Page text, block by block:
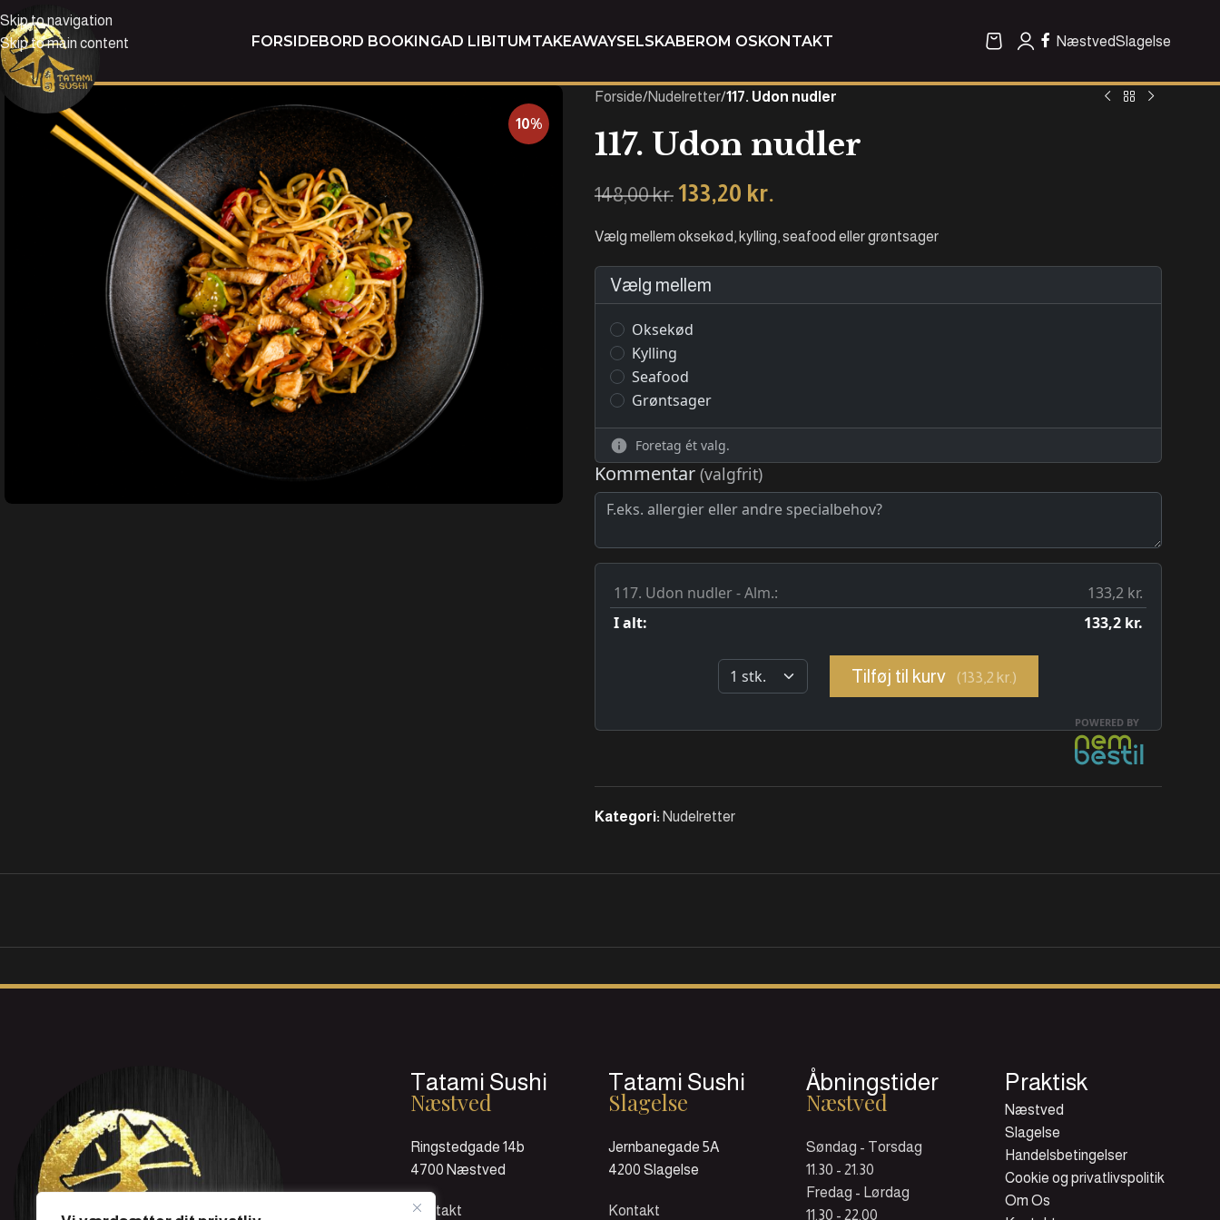
Skip to navigation
Skip to main content
FORSIDEBORD BOOKINGAD LIBITUMTAKEAWAYSELSKABEROM OSKONTAKT NæstvedSlagelse
10%
Forside/Nudelretter/117. Udon nudler
117. Udon nudler
148,00kr. 133,20 kr.
Vælg mellem oksekød, kylling, seafood eller grøntsager
Kategori: Nudelretter
Tatami Sushi
Næstved
Ringstedgade 14b
4700 Næstved
Kontakt
Tatami Sushi
Slagelse
Jernbanegade 5A
4200 Slagelse
Kontakt
Åbningstider
Næstved
Søndag - Torsdag
11.30 - 21.30
Fredag - Lørdag
11.30 - 22.00
Praktisk
Næstved
Slagelse
Handelsbetingelser
Cookie og privatlivspolitik
Om Os